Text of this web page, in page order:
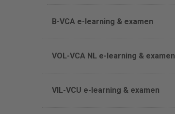
B-VCA e-learning & examen
VOL-VCA NL e-learning & examen
VIL-VCU e-learning & examen